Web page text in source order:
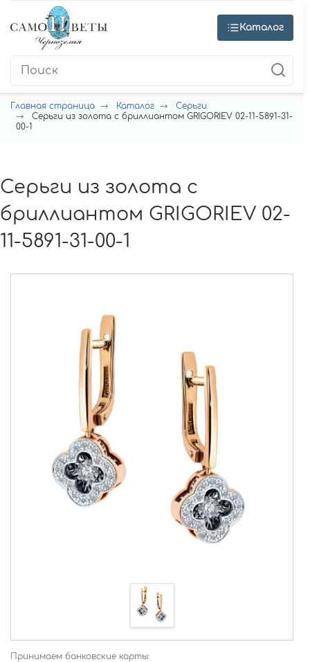
Каталог
Главная страница Каталог
Серьги
Серьги из золота с бриллиантом GRIGORIEV 02-11-5891-31-
00-1
Серьги из золота с
бриллиантом GRIGORIEV 02-
11-5891-31-00-1
Принимаем банковские карты: